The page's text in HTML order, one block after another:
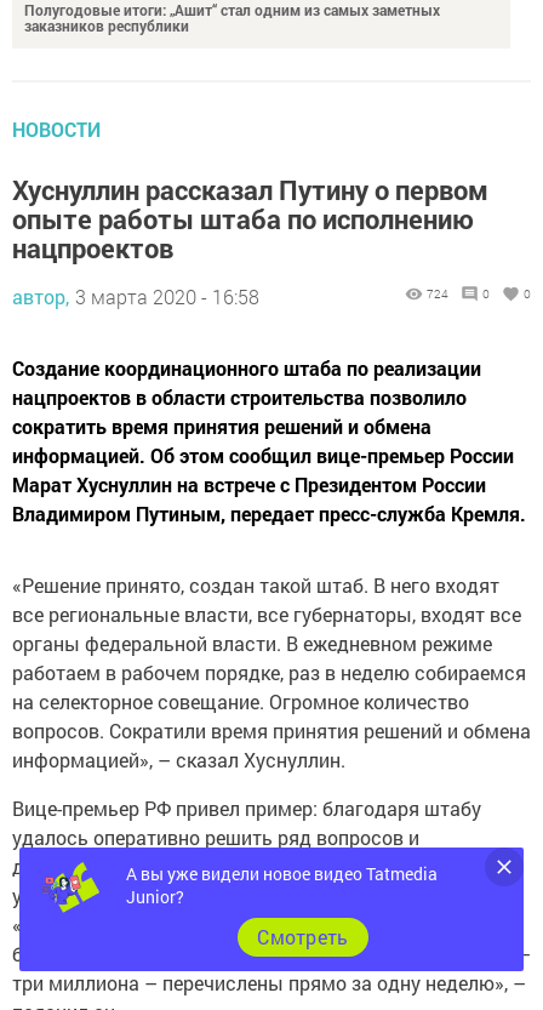
заказников республики
Хуснуллин рассказал Путину о первом
опыте работы штаба по исполнению
нацпроектов
нацпроектов в области строительства позволило
сократить время принятия решений и обмена
информацией. Об этом сообщил вице-премьер России
Марат Хуснуллин на встрече с Президентом России
Владимиром Путиным, передает пресс-служба Кремля.
все региональные власти, все губернаторы, входят все
органы федеральной власти. В ежедневном режиме
работаем в рабочем порядке, раз в неделю собираемся
на селекторное совещание. Огромное количество
вопросов. Сократили время принятия решений и обмена
информацией», – сказал Хуснуллин.
удалось оперативно решить ряд вопросов и
дополнительно выделить финансовую помощь для
устранения последствий паводка в Иркутской области.
«Рассмотрели в штабном режиме, в течение недели
были приняты все решения, и дополнительные деньги –
три миллиона – перечислены прямо за одну неделю», –
пояснил он.
А вы уже видели новое видео Tatmedia
Junior?
Cмотреть